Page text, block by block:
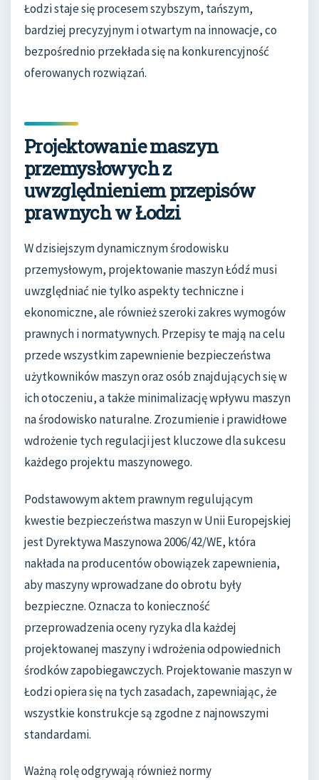
Łodzi staje się procesem szybszym, tańszym,
bardziej precyzyjnym i otwartym na innowacje, co
bezpośrednio przekłada się na konkurencyjność
oferowanych rozwiązań.
Projektowanie maszyn
przemysłowych z
uwzględnieniem przepisów
prawnych w Łodzi
W dzisiejszym dynamicznym środowisku
przemysłowym, projektowanie maszyn Łódź musi
uwzględniać nie tylko aspekty techniczne i
ekonomiczne, ale również szeroki zakres wymogów
prawnych i normatywnych. Przepisy te mają na celu
przede wszystkim zapewnienie bezpieczeństwa
użytkowników maszyn oraz osób znajdujących się w
ich otoczeniu, a także minimalizację wpływu maszyn
na środowisko naturalne. Zrozumienie i prawidłowe
wdrożenie tych regulacji jest kluczowe dla sukcesu
każdego projektu maszynowego.
Podstawowym aktem prawnym regulującym
kwestie bezpieczeństwa maszyn w Unii Europejskiej
jest Dyrektywa Maszynowa 2006/42/WE, która
nakłada na producentów obowiązek zapewnienia,
aby maszyny wprowadzane do obrotu były
bezpieczne. Oznacza to konieczność
przeprowadzenia oceny ryzyka dla każdej
projektowanej maszyny i wdrożenia odpowiednich
środków zapobiegawczych. Projektowanie maszyn w
Łodzi opiera się na tych zasadach, zapewniając, że
wszystkie konstrukcje są zgodne z najnowszymi
standardami.
Ważną rolę odgrywają również normy